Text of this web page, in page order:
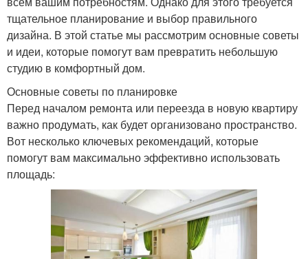
тщательное планирование и выбор правильного
дизайна. В этой статье мы рассмотрим основные советы
и идеи, которые помогут вам превратить небольшую
студию в комфортный дом.
Основные советы по планировке
Перед началом ремонта или переезда в новую квартиру
важно продумать, как будет организовано пространство.
Вот несколько ключевых рекомендаций, которые
помогут вам максимально эффективно использовать
площадь: